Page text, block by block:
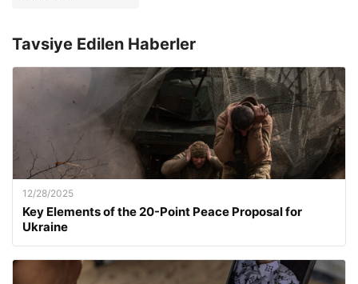
Tavsiye Edilen Haberler
12/28/2025
Key Elements of the 20-Point Peace Proposal for
Ukraine